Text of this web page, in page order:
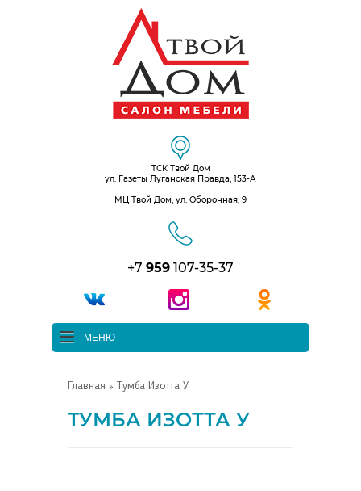
ТСК Твой Дом
ул. Газеты Луганская Правда, 153-А
МЦ Твой Дом, ул. Оборонная, 9
+7 959 107-35-37
МЕНЮ
Главная » Тумба Изотта У
ТУМБА ИЗОТТА У